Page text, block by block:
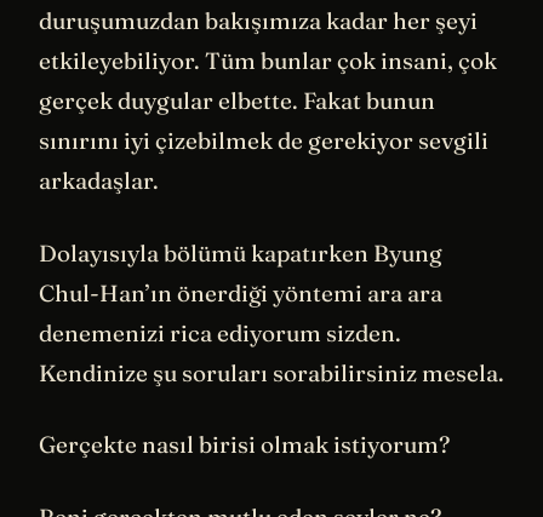
duruşumuzdan bakışımıza kadar her şeyi
etkileyebiliyor. Tüm bunlar çok insani, çok
gerçek duygular elbette. Fakat bunun
sınırını iyi çizebilmek de gerekiyor sevgili
arkadaşlar.
Dolayısıyla bölümü kapatırken Byung
Chul-Han’ın önerdiği yöntemi ara ara
denemenizi rica ediyorum sizden.
Kendinize şu soruları sorabilirsiniz mesela.
Gerçekte nasıl birisi olmak istiyorum?